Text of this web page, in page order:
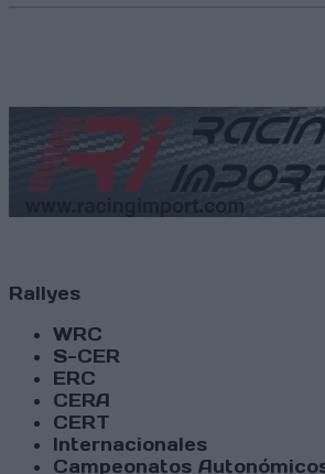
Rallyes
WRC
S-CER
ERC
CERA
CERT
Internacionales
Campeonatos